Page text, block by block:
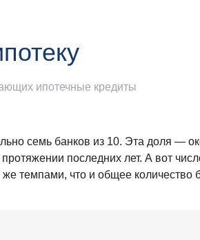
ипотечные кредиты
семь банков из 10. Эта доля —
последних лет. А вот
же темпами, что и общее количество